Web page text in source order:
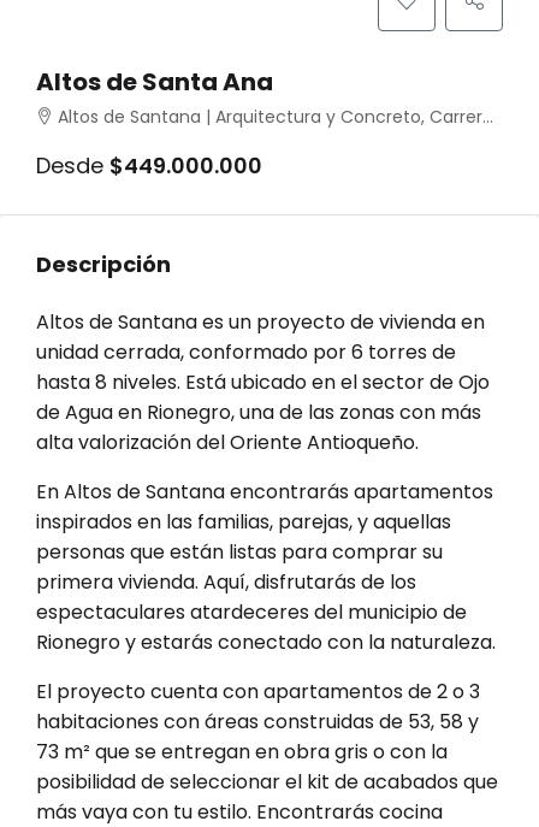
Altos de Santa Ana
Altos de Santana | Arquitectura y Concreto, Carrera 52a, Rionegro, Antioquia, Colombia
Desde $449.000.000
Descripción
Altos de Santana es un proyecto de vivienda en
unidad cerrada, conformado por 6 torres de
hasta 8 niveles. Está ubicado en el sector de Ojo
de Agua en Rionegro, una de las zonas con más
alta valorización del Oriente Antioqueño.
En Altos de Santana encontrarás apartamentos
inspirados en las familias, parejas, y aquellas
personas que están listas para comprar su
primera vivienda. Aquí, disfrutarás de los
espectaculares atardeceres del municipio de
Rionegro y estarás conectado con la naturaleza.
El proyecto cuenta con apartamentos de 2 o 3
habitaciones con áreas construidas de 53, 58 y
73 m² que se entregan en obra gris o con la
posibilidad de seleccionar el kit de acabados que
más vaya con tu estilo. Encontrarás cocina